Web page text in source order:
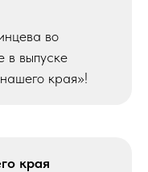
во
в выпуске
края»!
края